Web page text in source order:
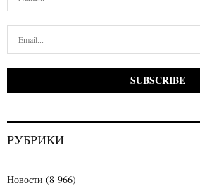
РУБРИКИ
Новости (8 966)